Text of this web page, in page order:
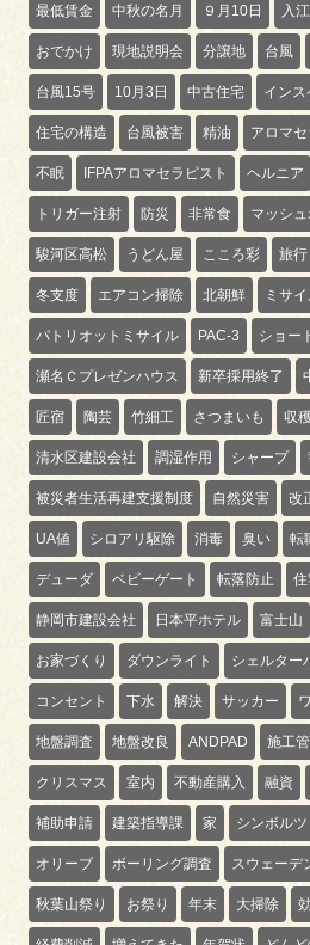
最低賃金 中秋の名月 ９月10日 入
おでかけ 現地説明会 分譲地 台風
台風15号 10月3日 中古住宅 インス
住宅の構造 台風被害 精油 アロマ
不眠 IFPAアロマセラピスト ヘルニア
トリガー注射 防災 非常食 マッシュ
駿河区高松 うどん屋 こころ彩 旅行
冬支度 エアコン掃除 北朝鮮 ミサ
パトリオットミサイル PAC-3 ショー
瀬名Ｃプレゼンハウス 新卒採用終了
匠宿 陶芸 竹細工 さつまいも 収穫
清水区建設会社 調湿作用 シャープ
被災者生活再建支援制度 自然災害 改
UA値 シロアリ駆除 消毒 臭い 転
デューダ ベビーゲート 転落防止
静岡市建設会社 日本平ホテル 富士山
お家づくり ダウンライト シェルター
コンセント 下水 解決 サッカー
地盤調査 地盤改良 ANDPAD 施工
クリスマス 室内 不動産購入 融資
補助申請 建築指導課 家 シンボルツ
オリーブ ボーリング調査 スウェーデ
秋葉山祭り お祭り 年末 大掃除